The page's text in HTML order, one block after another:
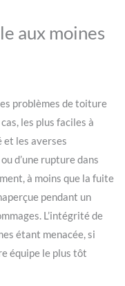
aux moines
problèmes de toiture
les plus faciles à
et les averses
d’une rupture dans
à moins que la fuite
pendant un
L’intégrité de
étant menacée, si
équipe le plus tôt